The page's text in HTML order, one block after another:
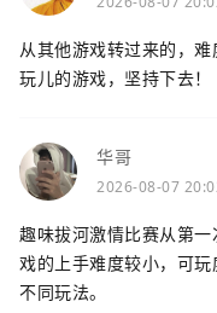
从其他游戏转过来的，
玩儿的游戏，坚持下去！
华哥
2026-08-07
趣味拔河激情比赛从第
戏的上手难度较小，可
不同玩法。